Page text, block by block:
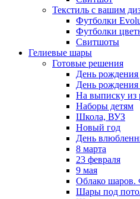
Текстиль с вашим
Футболки
Футболки
Свитшоты
Гелиевые шары
Готовые решения
День
День
На выписку из
Наборы детям
Школа, ВУЗ
Новый год
День
8 марта
23 февраля
9 мая
Облако
Шары под